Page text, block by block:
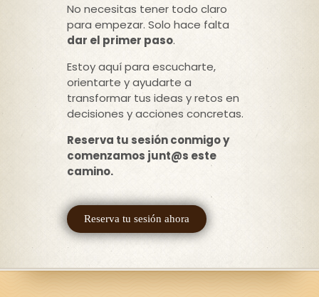
No necesitas tener todo claro
para empezar. Solo hace falta
dar el primer paso.
Estoy aquí para escucharte,
orientarte y ayudarte a
transformar tus ideas y retos en
decisiones y acciones concretas.
Reserva tu sesión conmigo y
comenzamos junt@s este
camino.
Reserva tu sesión ahora